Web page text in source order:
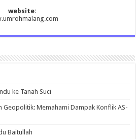
website:
ke Tanah Suci
Geopolitik: Memahami Dampak Konflik AS-
Baitullah